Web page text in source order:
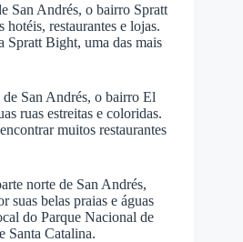
San Andrés, o bairro Spratt
restaurantes e lojas.
Spratt Bight, uma das mais
de San Andrés, o bairro El
ruas estreitas e coloridas.
muitos restaurantes
norte de San Andrés,
suas belas praias e águas
do Parque Nacional de
Santa Catalina.